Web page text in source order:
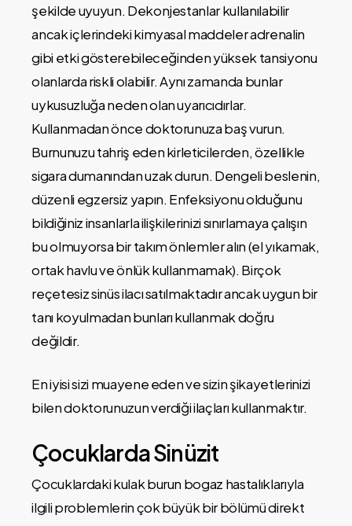
şekilde uyuyun. Dekonjestanlar kullanılabilir
ancak içlerindeki kimyasal maddeler adrenalin
gibi etki gösterebileceğinden yüksek tansiyonu
olanlarda riskli olabilir. Aynı zamanda bunlar
uykusuzluğa neden olan uyarıcıdırlar.
Kullanmadan önce doktorunuza baş vurun.
Burnunuzu tahriş eden kirleticilerden, özellikle
sigara dumanından uzak durun. Dengeli beslenin,
düzenli egzersiz yapın. Enfeksiyonu olduğunu
bildiğiniz insanlarla ilişkilerinizi sınırlamaya çalışın
bu olmuyorsa bir takım önlemler alın (el yıkamak,
ortak havlu ve önlük kullanmamak). Birçok
reçetesiz sinüs ilacı satılmaktadır ancak uygun bir
tanı koyulmadan bunları kullanmak doğru
değildir.
En iyisi sizi muayene eden ve sizin şikayetlerinizi
bilen doktorunuzun verdiği ilaçları kullanmaktır.
Çocuklarda Sinüzit
Çocuklardaki kulak burun bogaz hastalıklarıyla
ilgili problemlerin çok büyük bir bölümü direkt